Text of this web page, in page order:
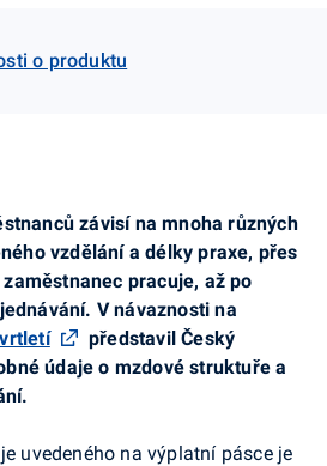
o produktu
závisí na mnoha různých
vzdělání a délky praxe, přes
pracuje, až po
V návaznosti na
představil Český
údaje o mzdové struktuře a
uvedeného na výplatní pásce je